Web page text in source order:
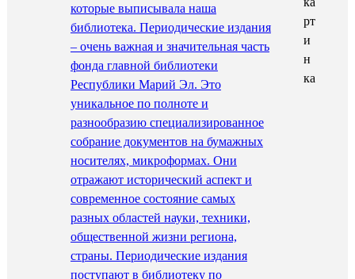
которые выписывала наша
библиотека. Периодические издания
– очень важная и значительная часть
фонда главной библиотеки
Республики Марий Эл. Это
уникальное по полноте и
разнообразию специализированное
собрание документов на бумажных
носителях, микроформах. Они
отражают исторический аспект и
современное состояние самых
разных областей науки, техники,
общественной жизни региона,
страны. Периодические издания
поступают в библиотеку по